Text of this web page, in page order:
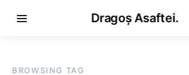
Dragoș Asaftei.
BROWSING TAG